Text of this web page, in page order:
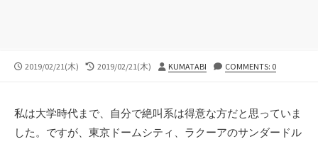
公
2019/02/21(木)
最
日
2019/02/21(木)
投
KUMATABI COMMENTS: 0
私は大学時代まで、自分で絶叫系は得意な方だと思っていま
した。ですが、東京ドームシティ、ラクーアのサンダードル